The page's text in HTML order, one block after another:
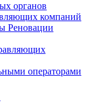
органов
компаний
Реновации
операторами